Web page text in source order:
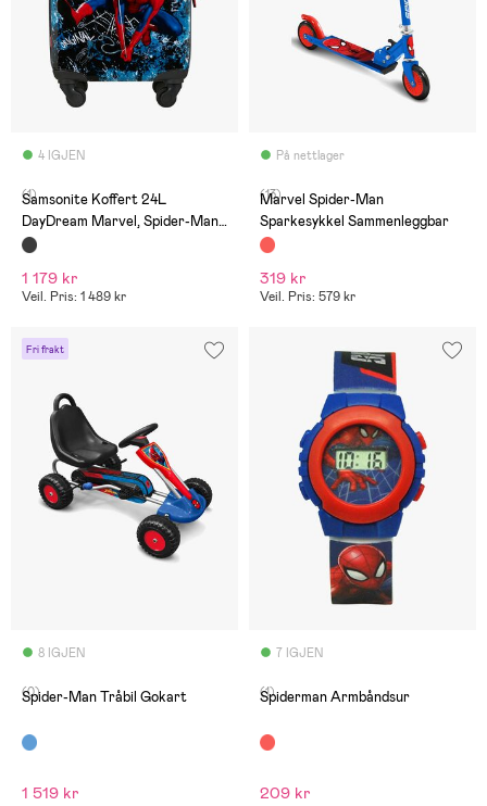
4 IGJEN
(1)
Samsonite Koffert 24L
DayDream Marvel, Spider-Man
Mystery
1 179 kr
Veil. Pris: 1 489 kr
På nettlager
(13)
Marvel Spider-Man
Sparkesykkel Sammenleggbar
319 kr
Veil. Pris: 579 kr
Fri frakt
8 IGJEN
(0)
Spider-Man Tråbil Gokart
1 519 kr
7 IGJEN
(1)
Spiderman Armbåndsur
209 kr